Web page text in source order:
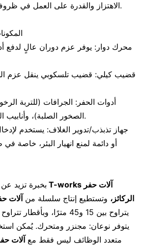
الاهتزاز والقدرة على العمل في ظروف تربة متنوعة وصعبة.
محرك دوار: يوفر عزم دوران عالٍ لدفع
قضيب كيلي: قضيب تلسكوبي ينقل عزم
أدوات الحفر: الجرافات (للتربة
الصخور الصلبة)، وأنابيب الحفر (للصخور الصلبة).
جهاز تذبذب/تدوير الغلاف: يستخدم
أو دائمة لمنع انهيار البئر، خاصة
بخبرة تزيد عن 20 عامًا،
الركائز، وتستطيع إنتاج سلسلة من آلات
يتوفر نوعان: مجنزر ومتحرك. يُمكن
متعدد الوظائف ليس فقط مع آلات